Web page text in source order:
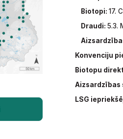
Biotopi: 17.
Draudi: 5.3.
Konvenciju
Biotopu
Aizsardzības
LSG